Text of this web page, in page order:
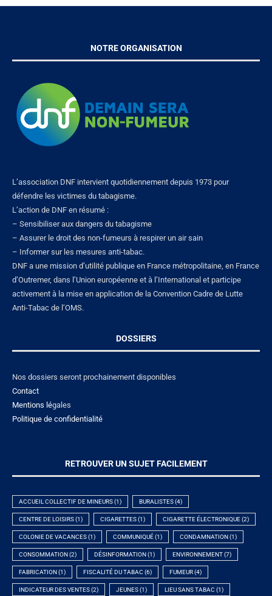
NOTRE ORGANISATION
L’association DNF intervient quotidiennement depuis 1973 pour
défendre les victimes du tabagisme.
L’action de DNF en résumé :
– Sensibiliser aux dangers du tabagisme
– Assurer le droit des non-fumeurs à respirer un air sain
– Informer sur les mesures anti-tabac.
DNF a une mission d’utilité publique en France métropolitaine, en France
d’Outremer, dans l’Union européenne et à l’International et participe
activement à la mise en application de la Convention Cadre de Lutte
Anti-Tabac de l’OMS.
DOSSIERS
Nos dossiers seront prochainement disponibles
Contact
Mentions légales
Politique de confidentialité
RETROUVER UN SUJET FACILEMENT
ACCUEIL COLLECTIF DE MINEURS(1) BURALISTES(4)
CENTRE DE LOISIRS(1) CIGARETTES(1) CIGARETTE ÉLECTRONIQUE(2)
COLONIE DE VACANCES(1) COMMUNIQUÉ(1) CONDAMNATION(1)
CONSOMMATION(2) DÉSINFORMATION(1) ENVIRONNEMENT(7)
FABRICATION(1) FISCALITÉ DU TABAC (6) FUMEUR(4)
INDICATEUR DES VENTES(2) JEUNES(1) LIEU SANS TABAC (1)